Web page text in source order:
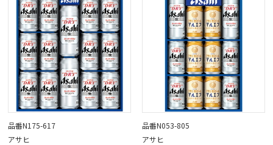
品番N175-617
アサヒ
品番N053-805
アサヒ